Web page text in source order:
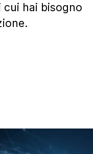
cui hai bisogno